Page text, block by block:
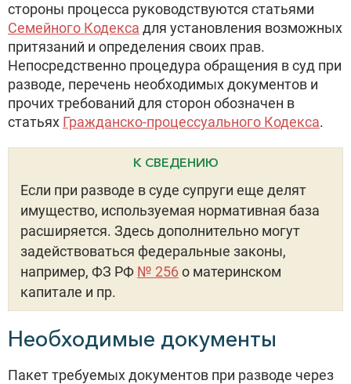
стороны процесса руководствуются статьями
Семейного Кодекса для установления возможных
притязаний и определения своих прав.
Непосредственно процедура обращения в суд при
разводе, перечень необходимых документов и
прочих требований для сторон обозначен в
статьях Гражданско-процессуального Кодекса.
К СВЕДЕНИЮ
Если при разводе в суде супруги еще делят
имущество, используемая нормативная база
расширяется. Здесь дополнительно могут
задействоваться федеральные законы,
например, ФЗ РФ № 256о материнском
капитале и пр.
Необходимые документы
Пакет требуемых документов при разводе через